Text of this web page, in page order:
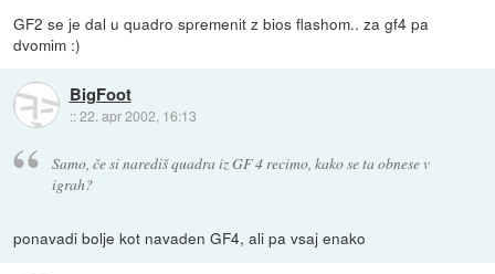
GF2 se je dal u quadro spremenit z bios flashom.. za gf4 pa
dvomim :)
BigFoot
::22. apr 2002, 16:13
Samo, če si narediš quadra iz GF 4 recimo, kako se ta obnese v
igrah?
ponavadi bolje kot navaden GF4, ali pa vsaj enako